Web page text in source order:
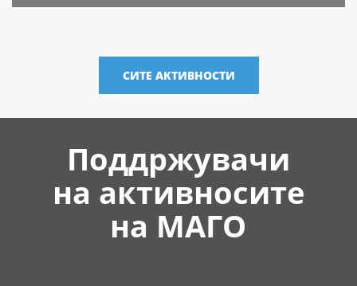
БЕЗБЕДНО
МАЈЧИНСТВО
ПРЕВЕНЦИЈА НА
БЕЗБЕДЕН
ПРЕКИН НА
БРЕМЕНОСТ
СИТЕ АКТИВНОСТИ
Поддржувачи
на активносите
на МАГО